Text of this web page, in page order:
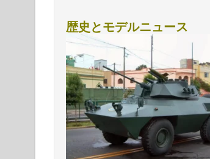
歴史とモデルニュース